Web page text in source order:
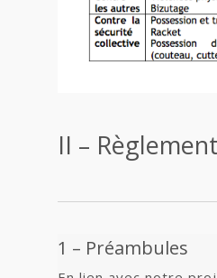
II –
1 – Préambules